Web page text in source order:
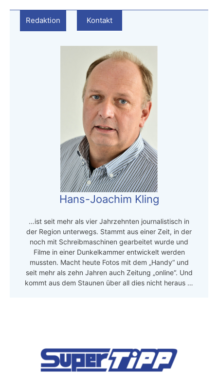
Redaktion Kontakt
Hans-Joachim Kling
…ist seit mehr als vier Jahrzehnten journalistisch in
der Region unterwegs. Stammt aus einer Zeit, in der
noch mit Schreibmaschinen gearbeitet wurde und
Filme in einer Dunkelkammer entwickelt werden
mussten. Macht heute Fotos mit dem „Handy“ und
seit mehr als zehn Jahren auch Zeitung „online“. Und
kommt aus dem Staunen über all dies nicht heraus …